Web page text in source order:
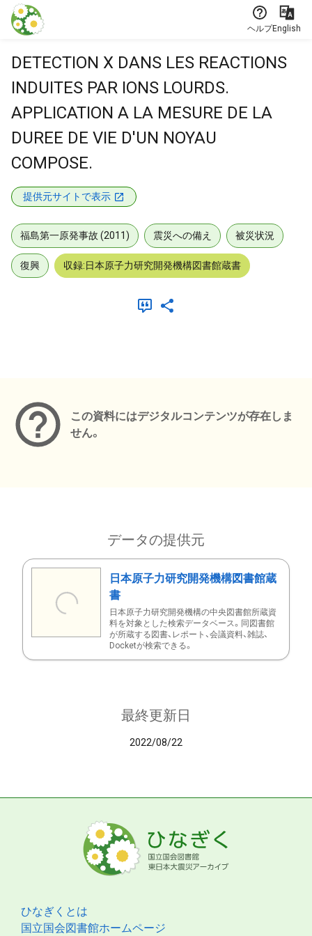
本文に飛ぶ
ヘルプEnglish
DETECTION X DANS LES REACTIONS
INDUITES PAR IONS LOURDS.
APPLICATION A LA MESURE DE LA
DUREE DE VIE D'UN NOYAU
COMPOSE.
提供元サイトで表示
福島第一原発事故 (2011) 震災への備え 被災状況
復興 収録:日本原子力研究開発機構図書館蔵書
この資料にはデジタルコンテンツが存在しま
せん。
データの提供元
日本原子力研究開発機構図書館蔵
書
日本原子力研究開発機構の中央図書館所蔵資
料を対象とした検索データベース。同図書館
が所蔵する図書、レポート、会議資料、雑誌、
Docketが検索できる。
最終更新日
2022/08/22
ひなぎくとは
国立国会図書館ホームページ